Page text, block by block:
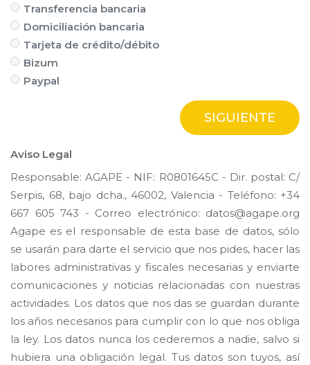
Transferencia bancaria
Domiciliación bancaria
Tarjeta de crédito/débito
Bizum
Paypal
Aviso Legal
Responsable: AGAPE - NIF: R0801645C - Dir. postal: C/
Serpis, 68, bajo dcha., 46002, Valencia - Teléfono: +34
667 605 743 - Correo electrónico: datos@agape.org
Agape es el responsable de esta base de datos, sólo
se usarán para darte el servicio que nos pides, hacer las
labores administrativas y fiscales necesarias y enviarte
comunicaciones y noticias relacionadas con nuestras
actividades. Los datos que nos das se guardan durante
los años necesarios para cumplir con lo que nos obliga
la ley. Los datos nunca los cederemos a nadie, salvo si
hubiera una obligación legal. Tus datos son tuyos, así